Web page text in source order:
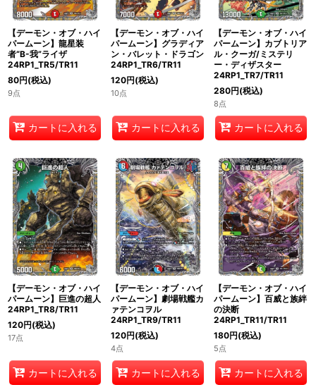
【デーモン・オブ・ハイ
パームーン】龍星装
者“B-我”ライザ
24RP1_TR5/TR11
80円(税込)
9点
カートに入れる
【デーモン・オブ・ハイ
パームーン】グラディア
ン・バレット・ドラゴン
24RP1_TR6/TR11
120円(税込)
10点
カートに入れる
【デーモン・オブ・ハイ
パームーン】カブトリア
ル・クーガ/ミステリ
ー・ディザスター
24RP1_TR7/TR11
280円(税込)
8点
カートに入れる
【デーモン・オブ・ハイ
パームーン】巨進の超人
24RP1_TR8/TR11
120円(税込)
17点
カートに入れる
【デーモン・オブ・ハイ
パームーン】劇場戦艦カ
ァテンコヲル
24RP1_TR9/TR11
120円(税込)
4点
カートに入れる
【デーモン・オブ・ハイ
パームーン】百威と族絆
の決断
24RP1_TR11/TR11
180円(税込)
5点
カートに入れる